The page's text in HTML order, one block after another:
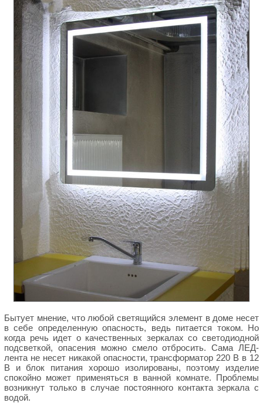
Бытует мнение, что любой светящийся элемент в доме несет
в себе определенную опасность, ведь питается током. Но
когда речь идет о качественных зеркалах со светодиодной
подсветкой, опасения можно смело отбросить. Сама ЛЕД-
лента не несет никакой опасности, трансформатор 220 В в 12
В и блок питания хорошо изолированы, поэтому изделие
спокойно может применяться в ванной комнате. Проблемы
возникнут только в случае постоянного контакта зеркала с
водой.